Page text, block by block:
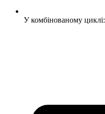
У комбінованому циклі: